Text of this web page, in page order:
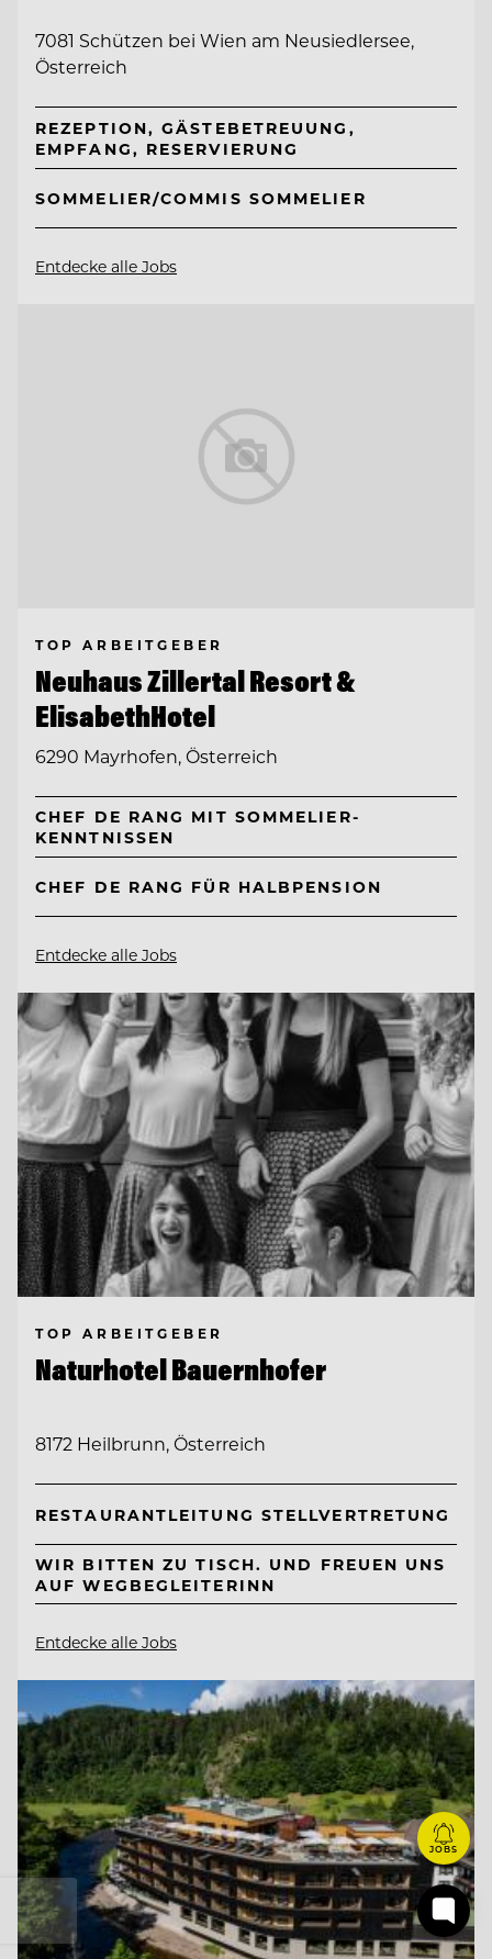
7081 Schützen bei Wien am Neusiedlersee,
Österreich
REZEPTION, GÄSTEBETREUUNG,
EMPFANG, RESERVIERUNG
SOMMELIER/COMMIS SOMMELIER
Entdecke alle Jobs
TOP ARBEITGEBER
Neuhaus Zillertal Resort &
ElisabethHotel
6290 Mayrhofen, Österreich
CHEF DE RANG MIT SOMMELIER-
KENNTNISSEN
CHEF DE RANG FÜR HALBPENSION
Entdecke alle Jobs
TOP ARBEITGEBER
Naturhotel Bauernhofer
8172 Heilbrunn, Österreich
RESTAURANTLEITUNG STELLVERTRETUNG
WIR BITTEN ZU TISCH. UND FREUEN UNS
AUF WEGBEGLEITERINN
Entdecke alle Jobs
JOBS